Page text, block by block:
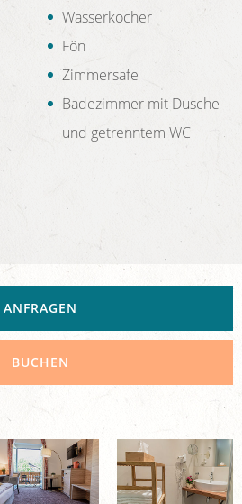
Wasserkocher
Fön
Zimmersafe
Badezimmer mit Dusche
und getrenntem WC
ANFRAGEN
BUCHEN